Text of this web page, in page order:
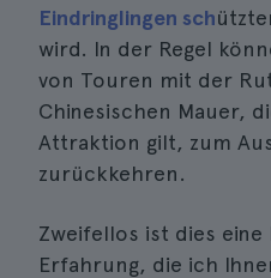
Eindringlingen sch
wird. In der Regel
von Touren mit der
Chinesischen Mauer,
Attraktion gilt, zum
zurückkehren.
Zweifellos ist dies
Erfahrung, die ich